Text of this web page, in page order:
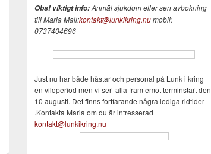
Obs! viktigt info:Anmäl sjukdom eller sen avbokning
till MariaMail:kontakt@lunkikring.numobil:
0737404696
Just nu har både hästar och personal på Lunk i kring
en viloperiod men vi ser alla fram emot terminstart den
10 augusti. Det finns fortfarande några lediga ridtider
.Kontakta Maria om du är intresserad
kontakt@lunkikring.nu